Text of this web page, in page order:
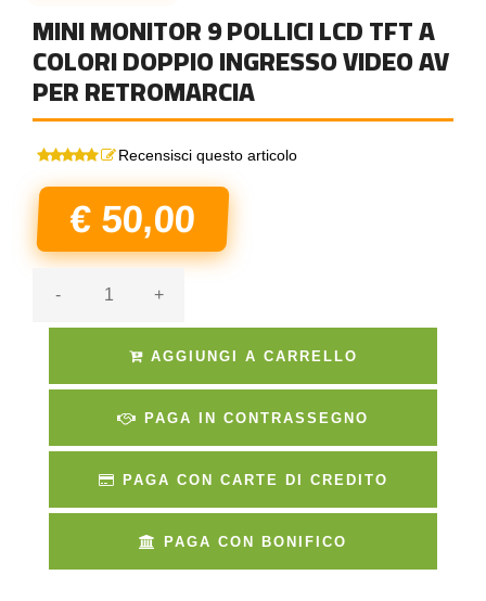
MINI MONITOR 9 POLLICI LCD TFT A
COLORI DOPPIO INGRESSO VIDEO AV
PER RETROMARCIA
Recensisci questo articolo
€ 50,00
- +
AGGIUNGI A CARRELLO
PAGA IN CONTRASSEGNO
PAGA CON CARTE DI CREDITO
PAGA CON BONIFICO